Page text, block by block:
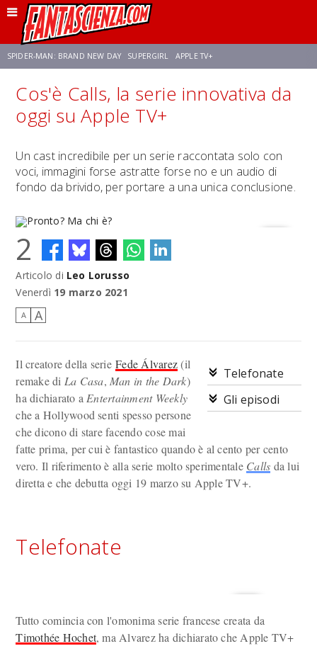
SPIDER-MAN: BRAND NEW DAY SUPERGIRL APPLE TV+
FRANCO RICCIARDIELLO ZENDAYA STAR TREK AVENGERS: DOOMSDAY
Cos'è Calls, la serie innovativa da
oggi su Apple TV+
Un cast incredibile per un serie raccontata solo con
voci, immagini forse astratte forse no e un audio di
fondo da brivido, per portare a una unica conclusione.
Pronto? Ma chi è?
2
Articolo di Leo Lorusso
Venerdì 19 marzo 2021
A A
Telefonate
Gli episodi
Il creatore della serieFede Álvarez(il
remake di La Casa, Man in the Dark)
ha dichiarato a Entertainment Weekly
che a Hollywood senti spesso persone
che dicono di stare facendo cose mai
fatte prima, per cui è fantastico quando è al cento per cento
vero. Il riferimento è alla serie molto sperimentale Calls da lui
diretta e che debutta oggi 19 marzo su Apple TV+.
Telefonate
Tutto comincia con l'omonima serie francese creata da
Timothée Hochet, ma Alvarez ha dichiarato che Apple TV+